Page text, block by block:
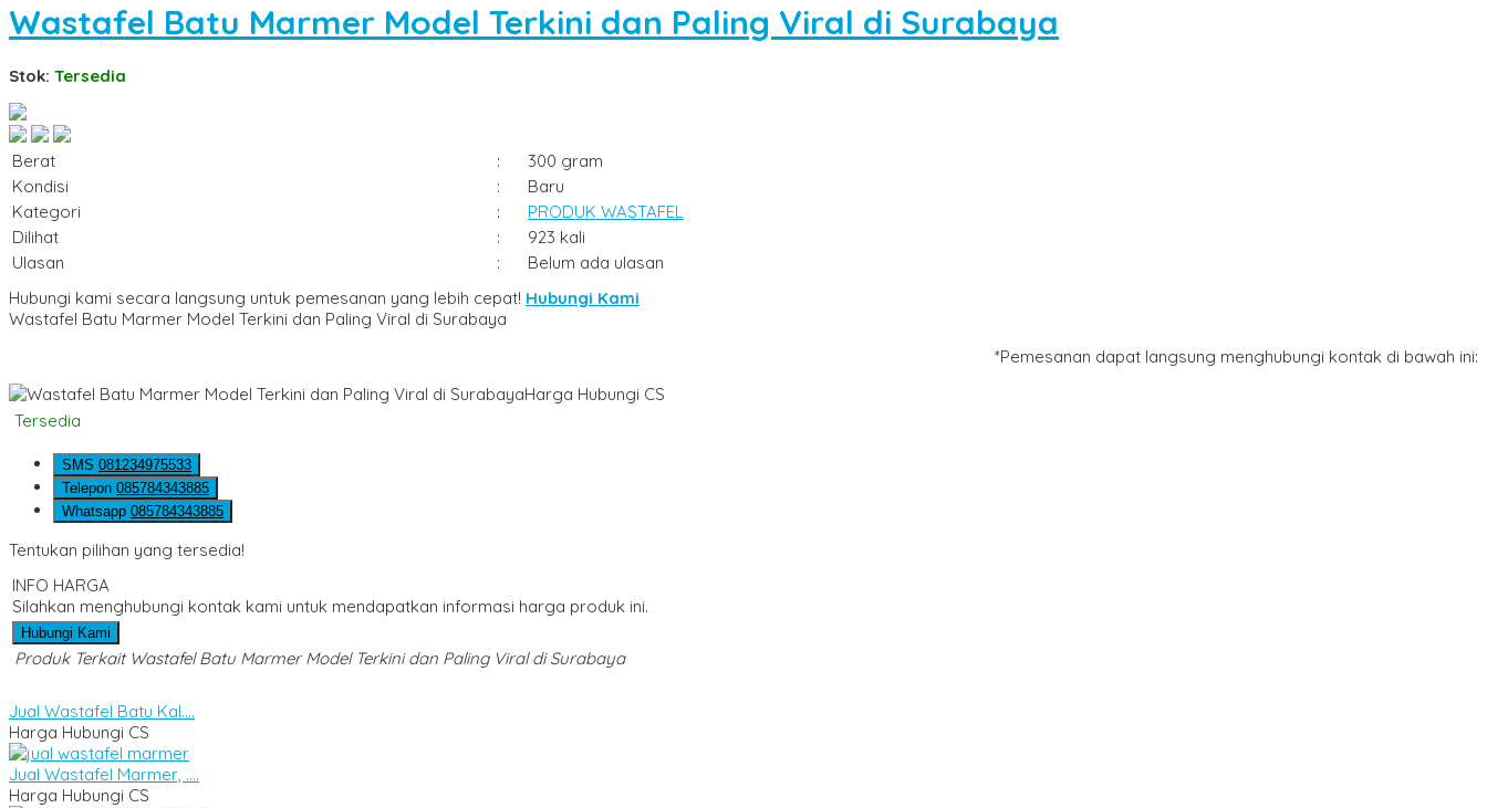
Wastafel Batu Marmer Model Terkini dan Paling Viral di Surabaya
Stok: Tersedia
Berat :
300 gram
Kondisi
:
Baru
Kategori
:
PRODUK WASTAFEL
Dilihat
:
923 kali
Ulasan
:
Belum ada ulasan
Hubungi kami secara langsung untuk pemesanan yang lebih cepat! Hubungi Kami
Wastafel Batu Marmer Model Terkini dan Paling Viral di Surabaya
*Pemesanan dapat langsung menghubungi kontak di bawah ini:
Harga Hubungi CS
Tersedia
SMS 081234975533
Telepon 085784343885
Whatsapp 085784343885
Tentukan pilihan yang tersedia!
INFO HARGA
Silahkan menghubungi kontak kami untuk mendapatkan informasi harga produk ini.
Hubungi Kami
Produk Terkait Wastafel Batu Marmer Model Terkini dan Paling Viral di Surabaya
Jual Wastafel Batu Kal....
Harga Hubungi CS
Jual Wastafel Marmer, ....
Harga Hubungi CS